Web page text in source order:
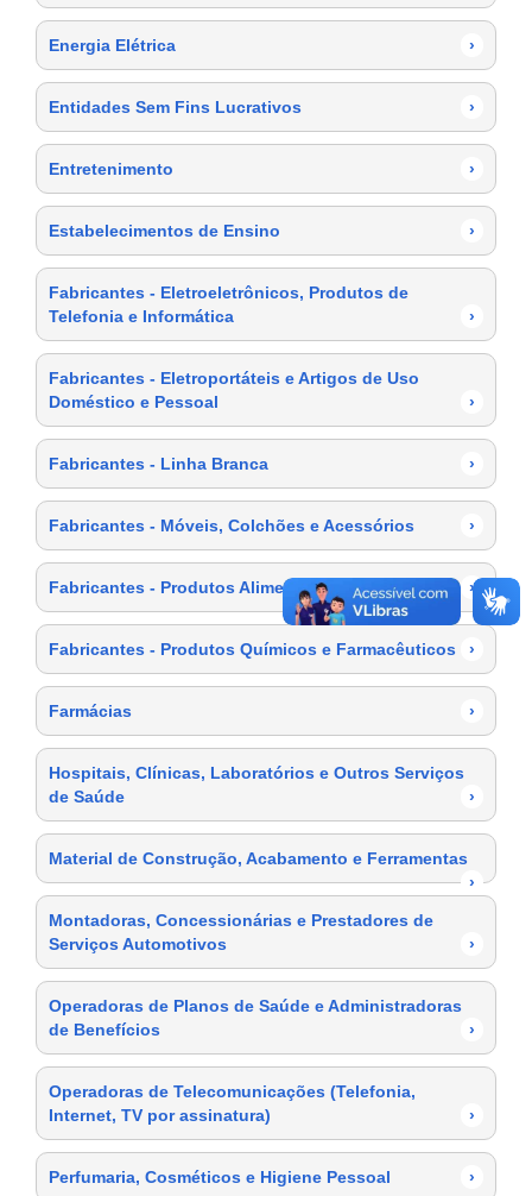
Energia Elétrica ›
Entidades Sem Fins Lucrativos ›
Entretenimento ›
Estabelecimentos de Ensino ›
Fabricantes - Eletroeletrônicos, Produtos de
Telefonia e Informática
›
Fabricantes - Eletroportáteis e Artigos de Uso
Doméstico e Pessoal
›
Fabricantes - Linha Branca ›
Fabricantes - Móveis, Colchões e Acessórios ›
Fabricantes - Produtos Alimentícios ›
Fabricantes - Produtos Químicos e Farmacêuticos ›
Farmácias ›
Hospitais, Clínicas, Laboratórios e Outros Serviços
de Saúde
›
Material de Construção, Acabamento e Ferramentas
›
Montadoras, Concessionárias e Prestadores de
Serviços Automotivos
›
Operadoras de Planos de Saúde e Administradoras
de Benefícios
›
Operadoras de Telecomunicações (Telefonia,
Internet, TV por assinatura)
›
Perfumaria, Cosméticos e Higiene Pessoal ›